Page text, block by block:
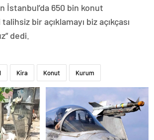
İstanbul’da 650 bin konut
bir açıklamayı biz açıkçası
dedi.
Kira Konut Kurum